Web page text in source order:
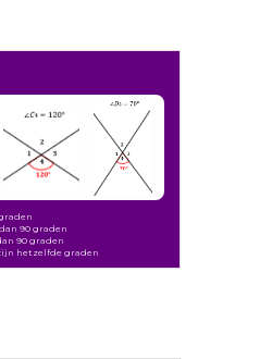
90 graden
90 graden
hetzelfde graden